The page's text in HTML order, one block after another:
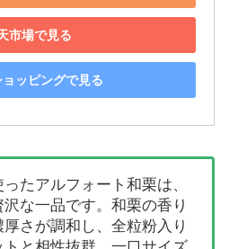
市場で見る
ョッピングで見る
たアルフォート和栗は、
な一品です。和栗の香り
さが調和し、全粒粉入り